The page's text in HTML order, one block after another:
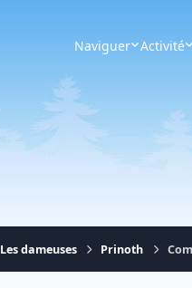
Naviguer Activité
Les dameuses Prinoth